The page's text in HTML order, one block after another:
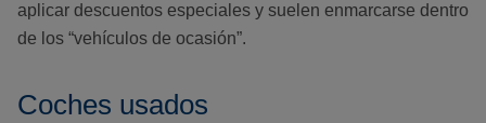
aplicar descuentos especiales y suelen enmarcarse dentro
de los “vehículos de ocasión”.
Coches usados